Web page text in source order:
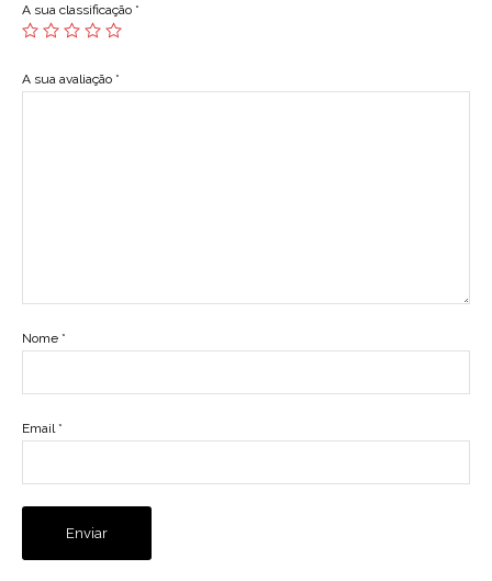
A sua classificação *
A sua avaliação *
Nome *
Email *